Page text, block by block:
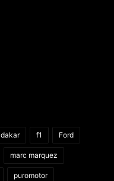
dakar f1 Ford
marc marquez
puromotor